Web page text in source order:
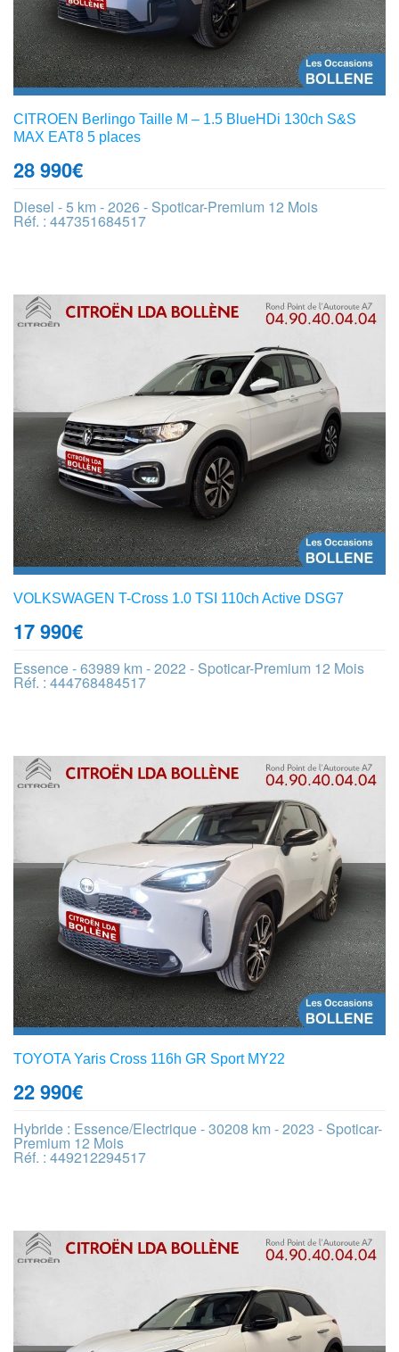
CITROEN Berlingo Taille M – 1.5 BlueHDi 130ch S&S
MAX EAT8 5 places
28 990€
Diesel - 5 km - 2026 - Spoticar-Premium 12 Mois
Réf. : 447351684517
VOLKSWAGEN T-Cross 1.0 TSI 110ch Active DSG7
17 990€
Essence - 63989 km - 2022 - Spoticar-Premium 12 Mois
Réf. : 444768484517
TOYOTA Yaris Cross 116h GR Sport MY22
22 990€
Hybride : Essence/Electrique - 30208 km - 2023 - Spoticar-
Premium 12 Mois
Réf. : 449212294517